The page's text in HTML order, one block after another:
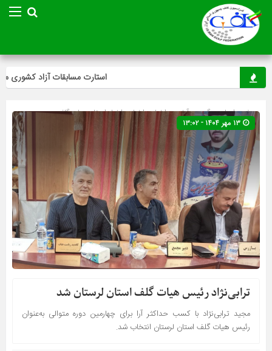
استارت مسابقات آزاد کشوری
صفحه اصلی» گروه »آخرین اخبار»اخبار»اخبار استان ها»گلف
ترابی‌نژاد رئیس هیات گلف استان لرستان شد
مجید ترابی‌نژاد با کسب حداکثر آرا برای چهارمین دوره متوالی به‌عنوان
رئیس هیات گلف استان لرستان انتخاب شد.